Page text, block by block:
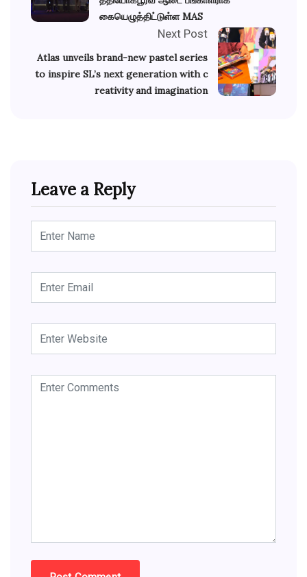
கையெழுத்திட்டுள்ள MAS
Next Post
Atlas unveils brand-new pastel series
to inspire SL’s next generation with c
reativity and imagination
Leave a Reply